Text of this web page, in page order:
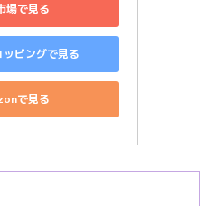
場で見る
ピングで見る
で見る